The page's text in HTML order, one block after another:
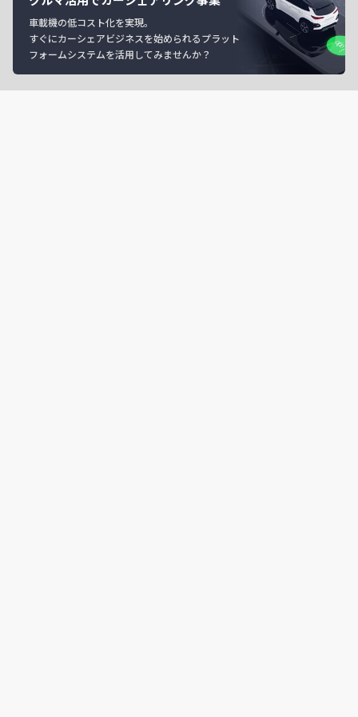
車載機の低コスト化を実現。
すぐにカーシェアビジネスを始められるプラット
フォームシステムを活用してみませんか？